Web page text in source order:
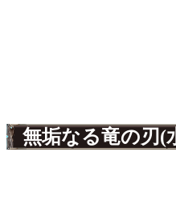
無垢なる竜の刃(